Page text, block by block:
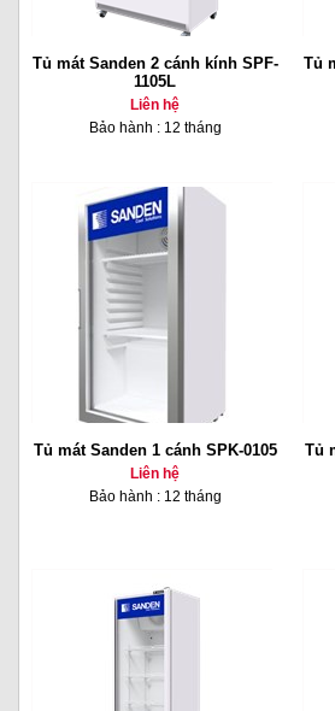
Tủ mát Sanden 2 cánh kính SPF-
1105L
Liên hệ
Bảo hành : 12 tháng
Tủ
Tủ mát Sanden 1 cánh SPK-0105
Liên hệ
Bảo hành : 12 tháng
Tủ